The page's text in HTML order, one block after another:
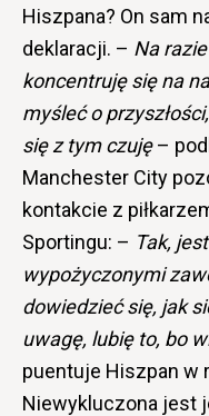
Hiszpana? On sam
deklaracji. – Na
koncentruję się na
myśleć o
się z tym czuję–
Manchester City
kontakcie z
Sportingu: – Tak,
wypożyczonymi
dowiedzieć się, jak
uwagę, lubię to, bo
puentuje Hiszpan w
Niewykluczona jest